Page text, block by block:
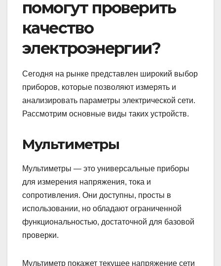
помогут проверить
качество
электроэнергии?
Сегодня на рынке представлен широкий выбор
приборов, которые позволяют измерять и
анализировать параметры электрической сети.
Рассмотрим основные виды таких устройств.
Мультиметры
Мультиметры — это универсальные приборы
для измерения напряжения, тока и
сопротивления. Они доступны, просты в
использовании, но обладают ограниченной
функциональностью, достаточной для базовой
проверки.
Мультиметр покажет текущее напряжение сети